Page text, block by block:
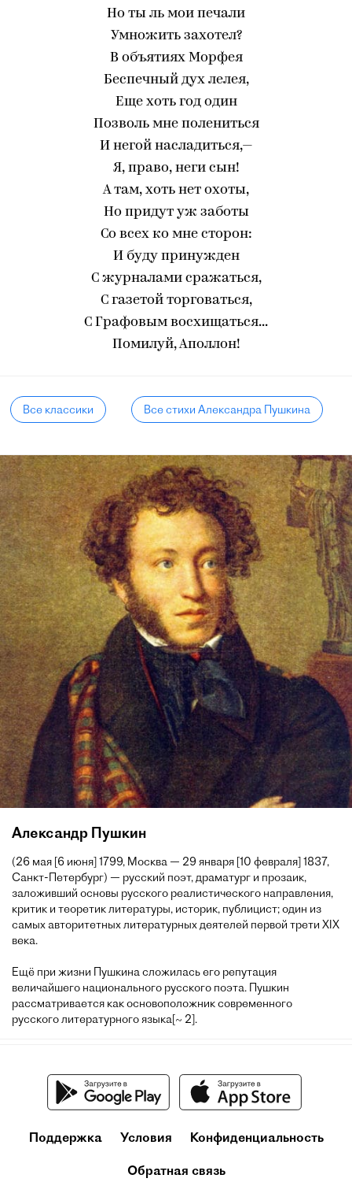
Но ты ль мои печали
Умножить захотел?
В объятиях Морфея
Беспечный дух лелея,
Еще хоть год один
Позволь мне полениться
И негой насладиться,—
Я, право, неги сын!
А там, хоть нет охоты,
Но придут уж заботы
Со всех ко мне сторон:
И буду принужден
С журналами сражаться,
С газетой торговаться,
С Графовым восхищаться...
Помилуй, Аполлон!
Все классики Все стихи Александра Пушкина
Александр Пушкин
(26 мая [6 июня] 1799, Москва — 29 января [10 февраля] 1837,
Санкт-Петербург) — русский поэт, драматург и прозаик,
заложивший основы русского реалистического направления,
критик и теоретик литературы, историк, публицист; один из
самых авторитетных литературных деятелей первой трети XIX
века.
Ещё при жизни Пушкина сложилась его репутация
величайшего национального русского поэта. Пушкин
рассматривается как основоположник современного
русского литературного языка[~ 2].
Поддержка Условия Конфиденциальность
Обратная связь